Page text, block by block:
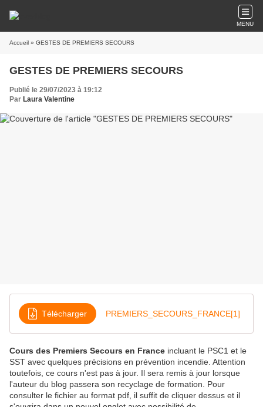
MENU
Accueil » GESTES DE PREMIERS SECOURS
GESTES DE PREMIERS SECOURS
Publié le 29/07/2023 à 19:12
Par Laura Valentine
Télécharger PREMIERS_SECOURS_FRANCE[1]
Cours des Premiers Secours en France incluant le PSC1 et le
SST avec quelques précisions en prévention incendie. Attention
toutefois, ce cours n'est pas à jour. Il sera remis à jour lorsque
l'auteur du blog passera son recyclage de formation. Pour
consulter le fichier au format pdf, il suffit de cliquer dessus et il